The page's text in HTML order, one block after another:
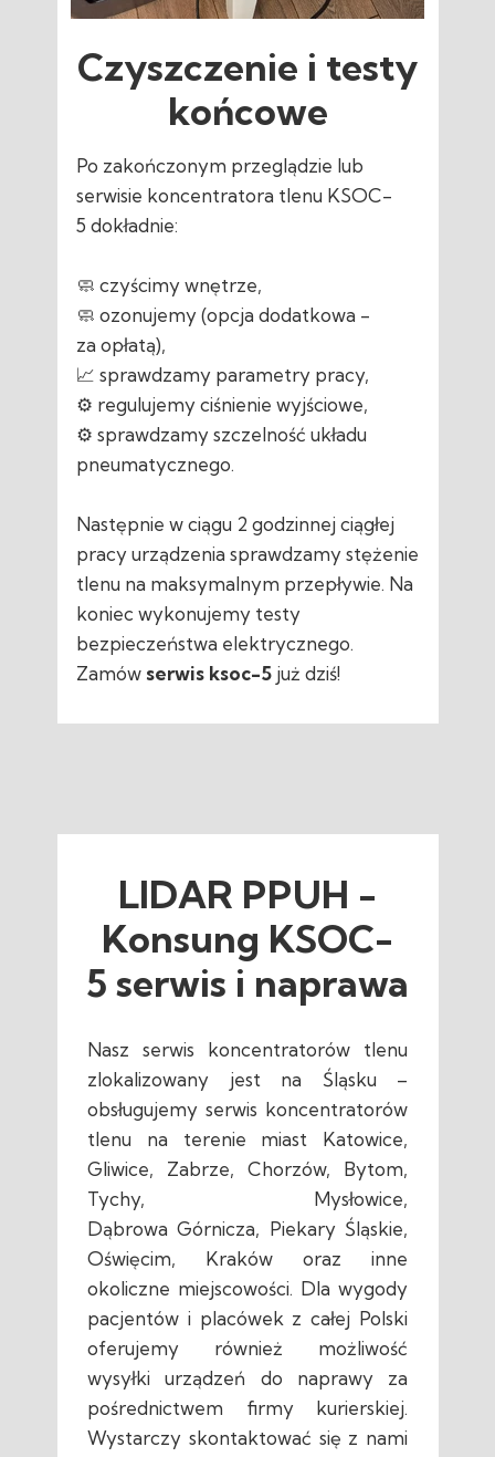
Czyszczenie i testy
końcowe
Po zakończonym przeglądzie lub
serwisie koncentratora tlenu KSOC-
5 dokładnie:
🧼 czyścimy wnętrze,
🧼 ozonujemy (opcja dodatkowa -
za opłatą),
📈 sprawdzamy parametry pracy,
⚙️ regulujemy ciśnienie wyjściowe,
⚙️ sprawdzamy szczelność układu
pneumatycznego.
Następnie w ciągu 2 godzinnej ciągłej
pracy urządzenia sprawdzamy stężenie
tlenu na maksymalnym przepływie. Na
koniec wykonujemy testy
bezpieczeństwa elektrycznego.
Zamów serwis ksoc-5 już dziś!
Nasz serwis koncentratorów tlenu
zlokalizowany jest na Śląsku –
obsługujemy serwis koncentratorów
tlenu na terenie miast Katowice,
Gliwice, Zabrze, Chorzów, Bytom,
Tychy, Mysłowice,
Dąbrowa Górnicza, Piekary Śląskie,
Oświęcim, Kraków oraz inne
okoliczne miejscowości. Dla wygody
pacjentów i placówek z całej Polski
oferujemy również możliwość
wysyłki urządzeń do naprawy za
pośrednictwem firmy kurierskiej.
Wystarczy skontaktować się z nami
LIDAR PPUH -
Konsung KSOC-
5 serwis i naprawa